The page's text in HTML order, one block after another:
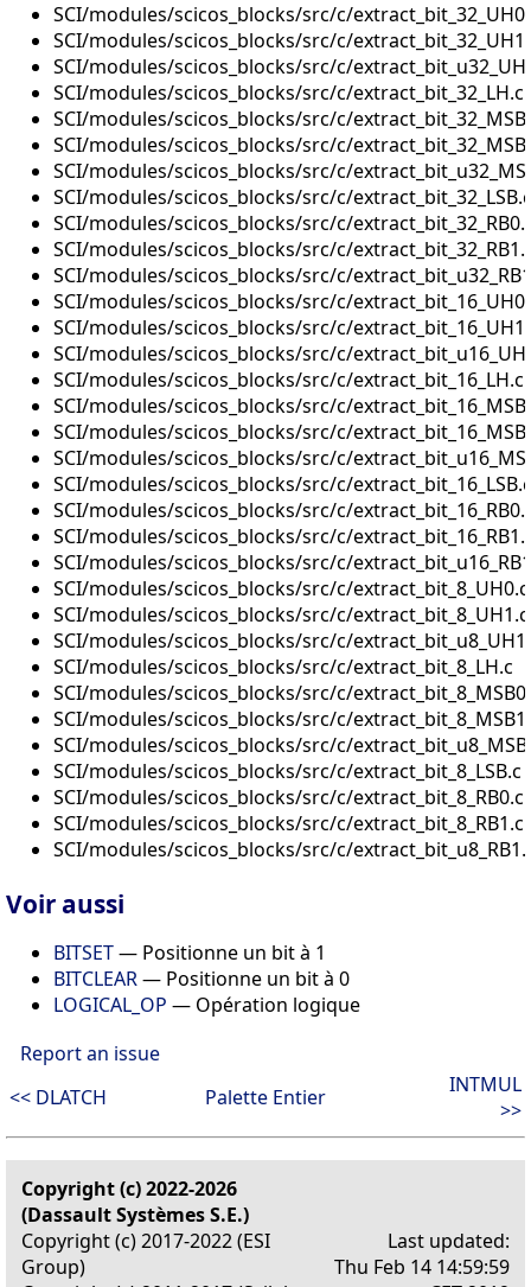
SCI/modules/scicos_blocks/src/c/
SCI/modules/scicos_blocks/src/c/
SCI/modules/scicos_blocks/src/c/
SCI/modules/scicos_blocks/src/c/extract_bit_32_LH.c
SCI/modules/scicos_blocks/src/c/
SCI/modules/scicos_blocks/src/c/
SCI/modules/scicos_blocks/src/c/
SCI/modules/scicos_blocks/src/c/extract_bit_32_LSB.c
SCI/modules/scicos_blocks/src/c/
SCI/modules/scicos_blocks/src/c/
SCI/modules/scicos_blocks/src/c/
SCI/modules/scicos_blocks/src/c/
SCI/modules/scicos_blocks/src/c/
SCI/modules/scicos_blocks/src/c/
SCI/modules/scicos_blocks/src/c/extract_bit_16_LH.c
SCI/modules/scicos_blocks/src/c/
SCI/modules/scicos_blocks/src/c/
SCI/modules/scicos_blocks/src/c/
SCI/modules/scicos_blocks/src/c/extract_bit_16_LSB.c
SCI/modules/scicos_blocks/src/c/
SCI/modules/scicos_blocks/src/c/
SCI/modules/scicos_blocks/src/c/
SCI/modules/scicos_blocks/src/c/extract_bit_8_UH0.c
SCI/modules/scicos_blocks/src/c/extract_bit_8_UH1.c
SCI/modules/scicos_blocks/src/c/
SCI/modules/scicos_blocks/src/c/extract_bit_8_LH.c
SCI/modules/scicos_blocks/src/c/
SCI/modules/scicos_blocks/src/c/
SCI/modules/scicos_blocks/src/c/
SCI/modules/scicos_blocks/src/c/extract_bit_8_LSB.c
SCI/modules/scicos_blocks/src/c/extract_bit_8_RB0.c
SCI/modules/scicos_blocks/src/c/extract_bit_8_RB1.c
SCI/modules/scicos_blocks/src/c/
Voir aussi
BITSET— Positionne un bit à 1
BITCLEAR— Positionne un bit à 0
LOGICAL_OP — Opération logique
Report an issue
<< DLATCH
Palette Entier
INTMUL
>>
Copyright (c) 2022-2026
(Dassault Systèmes S.E.)
Copyright (c) 2017-2022 (ESI
Group)
Last updated:
Thu Feb 14 14:59:59